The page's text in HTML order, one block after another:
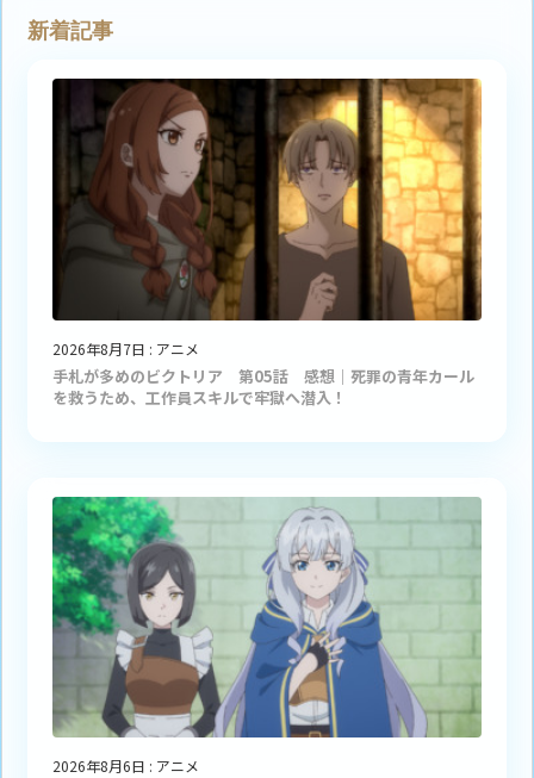
新着記事
2026年8月7日 : アニメ
手札が多めのビクトリア 第05話 感想｜死罪の青年カール
を救うため、工作員スキルで牢獄へ潜入！
2026年8月6日 : アニメ